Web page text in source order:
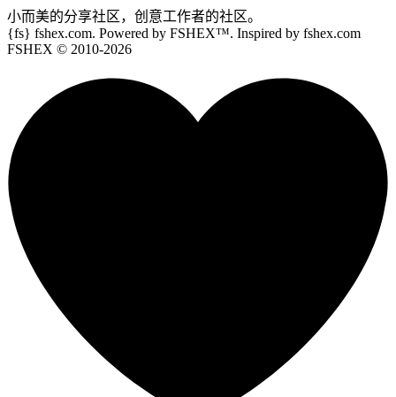
小而美的分享社区，创意工作者的社区。
{fs} fshex.com. Powered by FSHEX™. Inspired by fshex.com
FSHEX © 2010-2026